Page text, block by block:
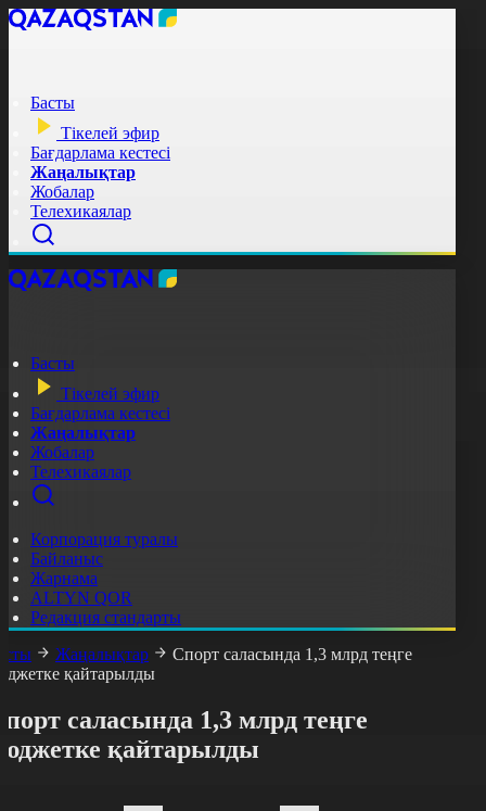
Басты
Тікелей эфир
Бағдарлама кестесі
Жаңалықтар
Жобалар
Телехикаялар
Басты
Тікелей эфир
Бағдарлама кестесі
Жаңалықтар
Жобалар
Телехикаялар
Корпорация туралы
Байланыс
Жарнама
ALTYN QOR
Редакция стандарты
Жаңалықтар
Спорт саласында 1,3 млрд теңге
қайтарылды
саласында 1,3 млрд теңге
қайтарылды